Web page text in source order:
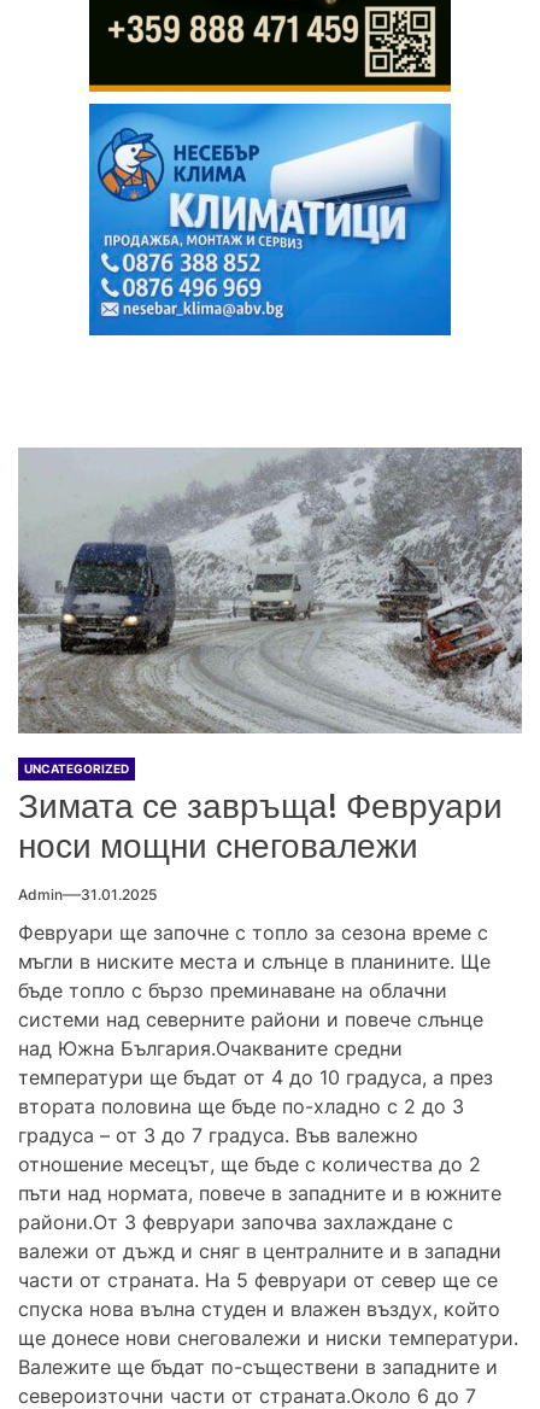
UNCATEGORIZED
Зимата се завръща! Февруари
носи мощни снеговалежи
Admin 31.01.2025
Февруари ще започне с топло за сезона време с
мъгли в ниските места и слънце в планините. Ще
бъде топло с бързо преминаване на облачни
системи над северните райони и повече слънце
над Южна България.Очакваните средни
температури ще бъдат от 4 до 10 градуса, а през
втората половина ще бъде по-хладно с 2 до 3
градуса – от 3 до 7 градуса. Във валежно
отношение месецът, ще бъде с количества до 2
пъти над нормата, повече в западните и в южните
райони.От 3 февруари започва захлаждане с
валежи от дъжд и сняг в централните и в западни
части от страната. На 5 февруари от север ще се
спуска нова вълна студен и влажен въздух, който
ще донесе нови снеговалежи и ниски температури.
Валежите ще бъдат по-съществени в западните и
североизточни части от страната.Около 6 до 7